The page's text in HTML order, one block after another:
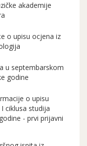
akademije
o upisu ocjena iz
u septembarskom
godine
o upisu
ciklusa studija
- prvi prijavni